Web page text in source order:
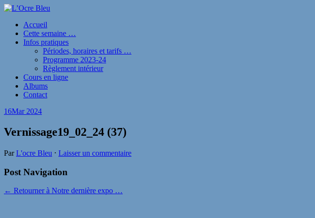
Accueil
Cette semaine …
Infos pratiques
Périodes, horaires et tarifs …
Programme 2023-24
Règlement intérieur
Cours en ligne
Albums
Contact
16Mar 2024
Vernissage19_02_24 (37)
ParL'ocre Bleu ⋅ Laisser un commentaire
Post Navigation
← Retourner à Notre dernière expo …